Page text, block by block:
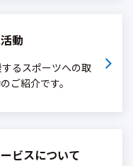
動
るスポーツへの取
ご紹介です。
ビスについて